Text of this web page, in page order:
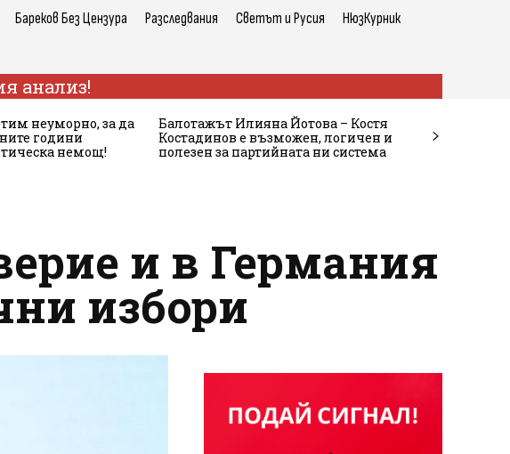
Бареков Без Цензура Разследвания Светът и Русия НюзКурник
анализ!
неуморно, за да
години
немощ!
Балотажът Илияна Йотова – Костя
Костадинов е възможен, логичен и
полезен за партийната ни система
и в Германия
избори